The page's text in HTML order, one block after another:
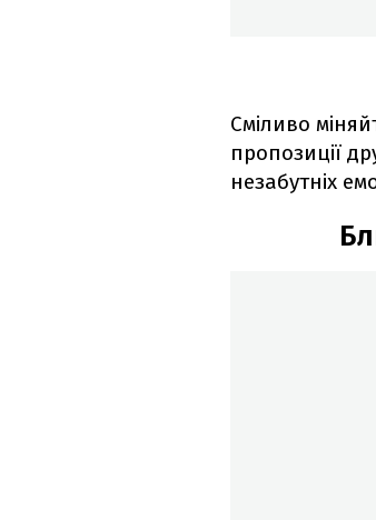
Сміливо
пропозиції
незабутніх